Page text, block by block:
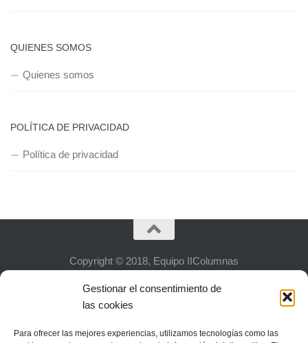
Gestionar el consentimiento de
las cookies
Para ofrecer las mejores experiencias, utilizamos tecnologías como las
QUIENES SOMOS
Quienes somos
POLÍTICA DE PRIVACIDAD
Política de privacidad
Copyright © 2018, Equipo IIColumnas